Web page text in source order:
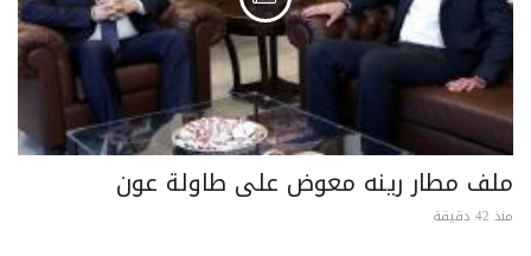
ملف مطار رينه معوض على طاولة عون
منذ 42 دقيقة